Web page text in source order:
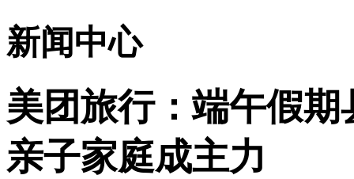
新闻中心
美团旅行：端午假
亲子家庭成主力